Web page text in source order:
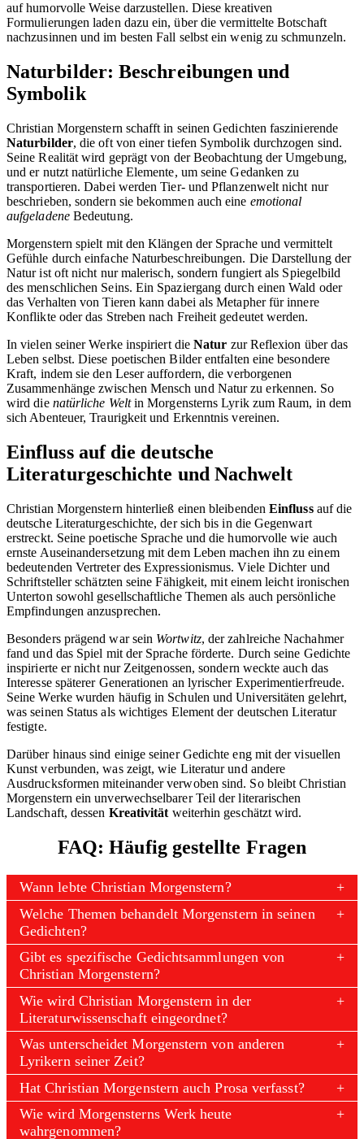
auf humorvolle Weise darzustellen. Diese kreativen
Formulierungen laden dazu ein, über die vermittelte Botschaft
nachzusinnen und im besten Fall selbst ein wenig zu schmunzeln.
Naturbilder: Beschreibungen und
Symbolik
Christian Morgenstern schafft in seinen Gedichten faszinierende
Naturbilder, die oft von einer tiefen Symbolik durchzogen sind.
Seine Realität wird geprägt von der Beobachtung der Umgebung,
und er nutzt natürliche Elemente, um seine Gedanken zu
transportieren. Dabei werden Tier- und Pflanzenwelt nicht nur
beschrieben, sondern sie bekommen auch eine emotional
aufgeladeneBedeutung.
Morgenstern spielt mit den Klängen der Sprache und vermittelt
Gefühle durch einfache Naturbeschreibungen. Die Darstellung der
Natur ist oft nicht nur malerisch, sondern fungiert als Spiegelbild
des menschlichen Seins. Ein Spaziergang durch einen Wald oder
das Verhalten von Tieren kann dabei als Metapher für innere
Konflikte oder das Streben nach Freiheit gedeutet werden.
In vielen seiner Werke inspiriert dieNatur zur Reflexion über das
Leben selbst. Diese poetischen Bilder entfalten eine besondere
Kraft, indem sie den Leser auffordern, die verborgenen
Zusammenhänge zwischen Mensch und Natur zu erkennen. So
wird die natürliche Weltin Morgensterns Lyrik zum Raum, in dem
sich Abenteuer, Traurigkeit und Erkenntnis vereinen.
Einfluss auf die deutsche
Literaturgeschichte und Nachwelt
Christian Morgenstern hinterließ einen bleibenden Einflussauf die
deutsche Literaturgeschichte, der sich bis in die Gegenwart
erstreckt. Seine poetische Sprache und die humorvolle wie auch
ernste Auseinandersetzung mit dem Leben machen ihn zu einem
bedeutenden Vertreter des Expressionismus. Viele Dichter und
Schriftsteller schätzten seine Fähigkeit, mit einem leicht ironischen
Unterton sowohl gesellschaftliche Themen als auch persönliche
Empfindungen anzusprechen.
Besonders prägend war sein Wortwitz, der zahlreiche Nachahmer
fand und das Spiel mit der Sprache förderte. Durch seine Gedichte
inspirierte er nicht nur Zeitgenossen, sondern weckte auch das
Interesse späterer Generationen an lyrischer Experimentierfreude.
Seine Werke wurden häufig in Schulen und Universitäten gelehrt,
was seinen Status als wichtiges Element der deutschen Literatur
festigte.
Darüber hinaus sind einige seiner Gedichte eng mit der visuellen
Kunst verbunden, was zeigt, wie Literatur und andere
Ausdrucksformen miteinander verwoben sind. So bleibt Christian
Morgenstern ein unverwechselbarer Teil der literarischen
Landschaft, dessen Kreativität weiterhin geschätzt wird.
FAQ: Häufig gestellte Fragen
Wann lebte Christian Morgenstern?
Welche Themen behandelt Morgenstern in seinen
Gedichten?
Gibt es spezifische Gedichtsammlungen von
Christian Morgenstern?
Wie wird Christian Morgenstern in der
Literaturwissenschaft eingeordnet?
Was unterscheidet Morgenstern von anderen
Lyrikern seiner Zeit?
Hat Christian Morgenstern auch Prosa verfasst?
Wie wird Morgensterns Werk heute
wahrgenommen?